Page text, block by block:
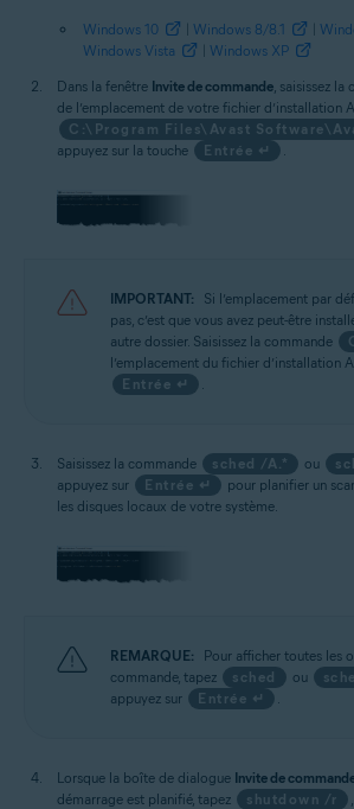
Windows 10 Windows 8/8.1
Windows Vista
Windows XP
Dans la fenêtre Invite de commande, saisissez la
de l’emplacement de votre fichier d’installation
C:\Program Files\Avast
appuyez sur la touche
Entrée ↵ .
IMPORTANT:
Si l’emplacement par
pas, c’est que vous avez peut-être
autre dossier. Saisissez la commande
l’emplacement du fichier d’installation
Entrée ↵
.
Saisissez la commande sched /A.* ou
appuyez sur
Entrée ↵
pour planifier un
les disques locaux de votre système.
REMARQUE:
Pour afficher toutes les
commande, tapez
sched ou
appuyez sur
Entrée ↵
Lorsque la boîte de dialogue Invite de
démarrage est planifié, tapez
shutdown /r